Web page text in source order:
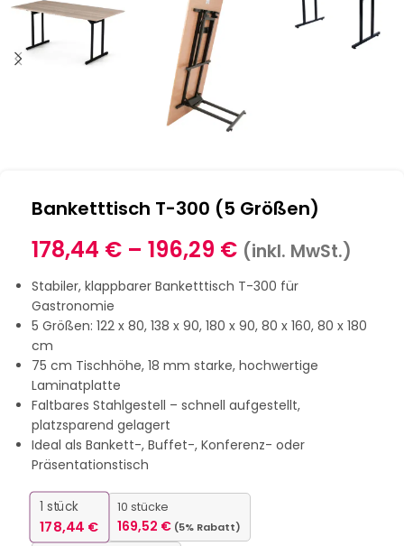
Banketttisch T-300 (5 Größen)
178,44 € – 196,29 € (inkl. MwSt.)
Stabiler, klappbarer Banketttisch T-300 für
Gastronomie
5 Größen: 122 x 80, 138 x 90, 180 x 90, 80 x 160, 80 x 180
cm
75 cm Tischhöhe, 18 mm starke, hochwertige
Laminatplatte
Faltbares Stahlgestell – schnell aufgestellt,
platzsparend gelagert
Ideal als Bankett-, Buffet-, Konferenz- oder
Präsentationstisch
1 stück
178,44 €
10 stücke
169,52 € (5% Rabatt)